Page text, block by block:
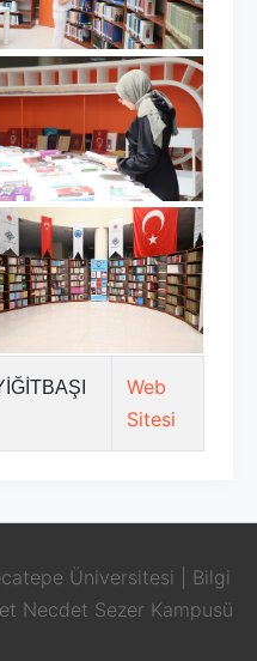
Web
Sitesi
Üniversitesi | Bilgi
Necdet Sezer Kampusü